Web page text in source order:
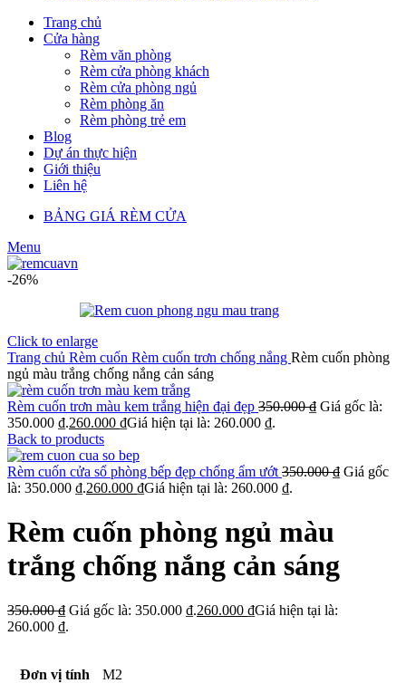
Trang chủ
Cửa hàng
Rèm văn phòng
Rèm cửa phòng khách
Rèm cửa phòng ngủ
Rèm phòng ăn
Rèm phòng trẻ em
Blog
Dự án thực hiện
Giới thiệu
Liên hệ
BẢNG GIÁ RÈM CỬA
Menu
-26%
Click to enlarge
Trang chủ Rèm cuốn Rèm cuốn trơn chống nắng Rèm cuốn phòng
ngủ màu trắng chống nắng cản sáng
Rèm cuốn trơn màu kem trắng hiện đại đẹp 350.000₫ Giá gốc là:
350.000 ₫.260.000 ₫Giá hiện tại là: 260.000 ₫.
Back to products
Rèm cuốn cửa sổ phòng bếp đẹp chống ẩm ướt 350.000₫ Giá gốc
là: 350.000 ₫.260.000 ₫Giá hiện tại là: 260.000 ₫.
Rèm cuốn phòng ngủ màu
trắng chống nắng cản sáng
350.000₫ Giá gốc là: 350.000 ₫.260.000 ₫Giá hiện tại là:
260.000 ₫.
Đơn vị tính M2